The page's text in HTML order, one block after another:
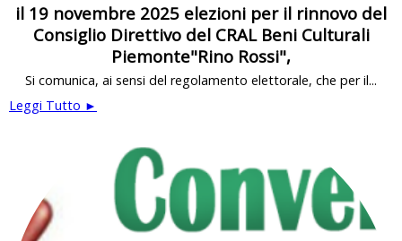
il 19 novembre 2025 elezioni per il rinnovo del
Consiglio Direttivo del CRAL Beni Culturali
Piemonte"Rino Rossi",
Si comunica, ai sensi del regolamento elettorale, che per il...
Leggi Tutto ►